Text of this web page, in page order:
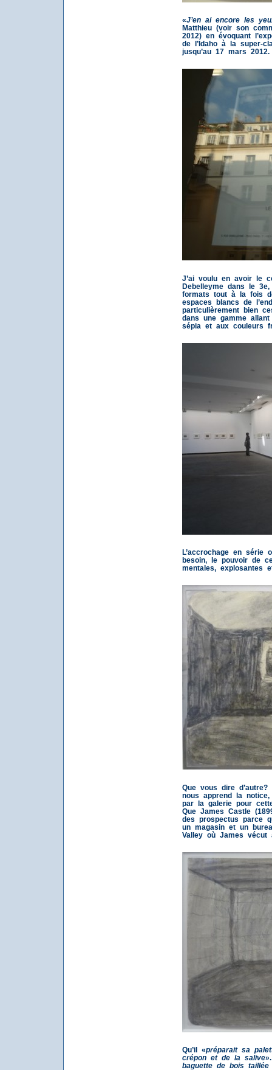
«J’en ai encore les
Matthieu (voir son
2012) en évoquant
de l’Idaho à la super-
jusqu’au 17 mars 2012.
J’ai voulu en avoir le
Debelleyme dans le
formats tout à la fois
espaces blancs de
particulièrement bien
dans une gamme
sépia et aux couleurs
L’accrochage en série
besoin, le pouvoir de
mentales, explosantes
Que vous dire
nous apprend la
par la galerie pour
Que James Castle
des prospectus parce
un magasin et un
Valley où James vécut
Qu’il «préparait sa
crépon et de la salive
baguette de bois